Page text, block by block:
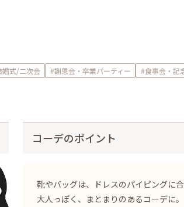
婚式/二次会 #謝恩会・卒業パーティー #食事会・記
コーデのポイント
靴やバッグは、ドレスのパイピングに
大人っぽく、まとまりのあるコーデに